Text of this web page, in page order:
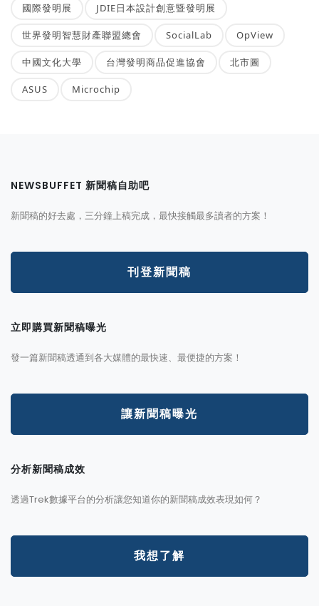
國際發明展 JDIE日本設計創意暨發明展
世界發明智慧財產聯盟總會 SocialLab OpView
中國文化大學 台灣發明商品促進協會 北市圖
ASUS Microchip
NEWSBUFFET 新聞稿自助吧
新聞稿的好去處，三分鐘上稿完成，最快接觸最多讀者的方案！
刊登新聞稿
立即購買新聞稿曝光
發一篇新聞稿透通到各大媒體的最快速、最便捷的方案！
讓新聞稿曝光
分析新聞稿成效
透過Trek數據平台的分析讓您知道你的新聞稿成效表現如何？
我想了解